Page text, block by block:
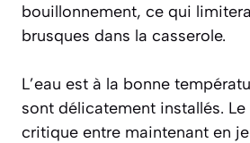
bouillonnement, ce qui
brusques dans la casserole.
L’eau est à la bonne
sont délicatement installés.
critique entre maintenant en